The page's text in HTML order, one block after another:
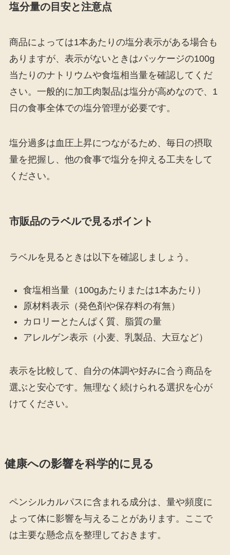
塩分量の目安と注意点
商品によっては1本あたりの塩分表示がある場合も
ありますが、表示がないときはパッケージの100g
当たりのナトリウムや食塩相当量を確認してくだ
さい。一般的に加工肉製品は塩分が高めなので、1
日の食事全体での塩分管理が必要です。
塩分過多は血圧上昇につながるため、毎日の摂取
量を把握し、他の食事で塩分を抑える工夫をして
ください。
市販品のラベルで見るポイント
ラベルを見るときは以下を確認しましょう。
食塩相当量（100gあたりまたは1本あたり）
原材料表示（発色剤や保存料の有無）
カロリーとたんぱく質、脂質の量
アレルゲン表示（小麦、乳製品、大豆など）
表示を比較して、自分の体調や好みに合う商品を
選ぶと安心です。無理なく続けられる選択を心が
けてください。
健康への影響を科学的に見る
ペンシルカルパスに含まれる成分は、量や頻度に
よって体に影響を与えることがあります。ここで
は主要な懸念点を整理しておきます。